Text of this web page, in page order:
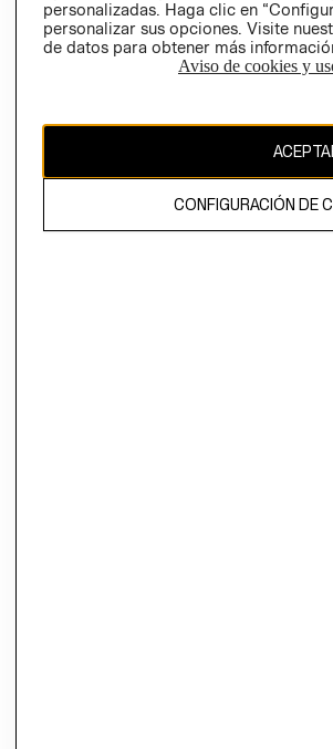
personalizadas. Haga clic en
personalizar sus opciones. Visite
de datos para obtener más
Aviso de cookies y
CONFIGURACIÓN DE